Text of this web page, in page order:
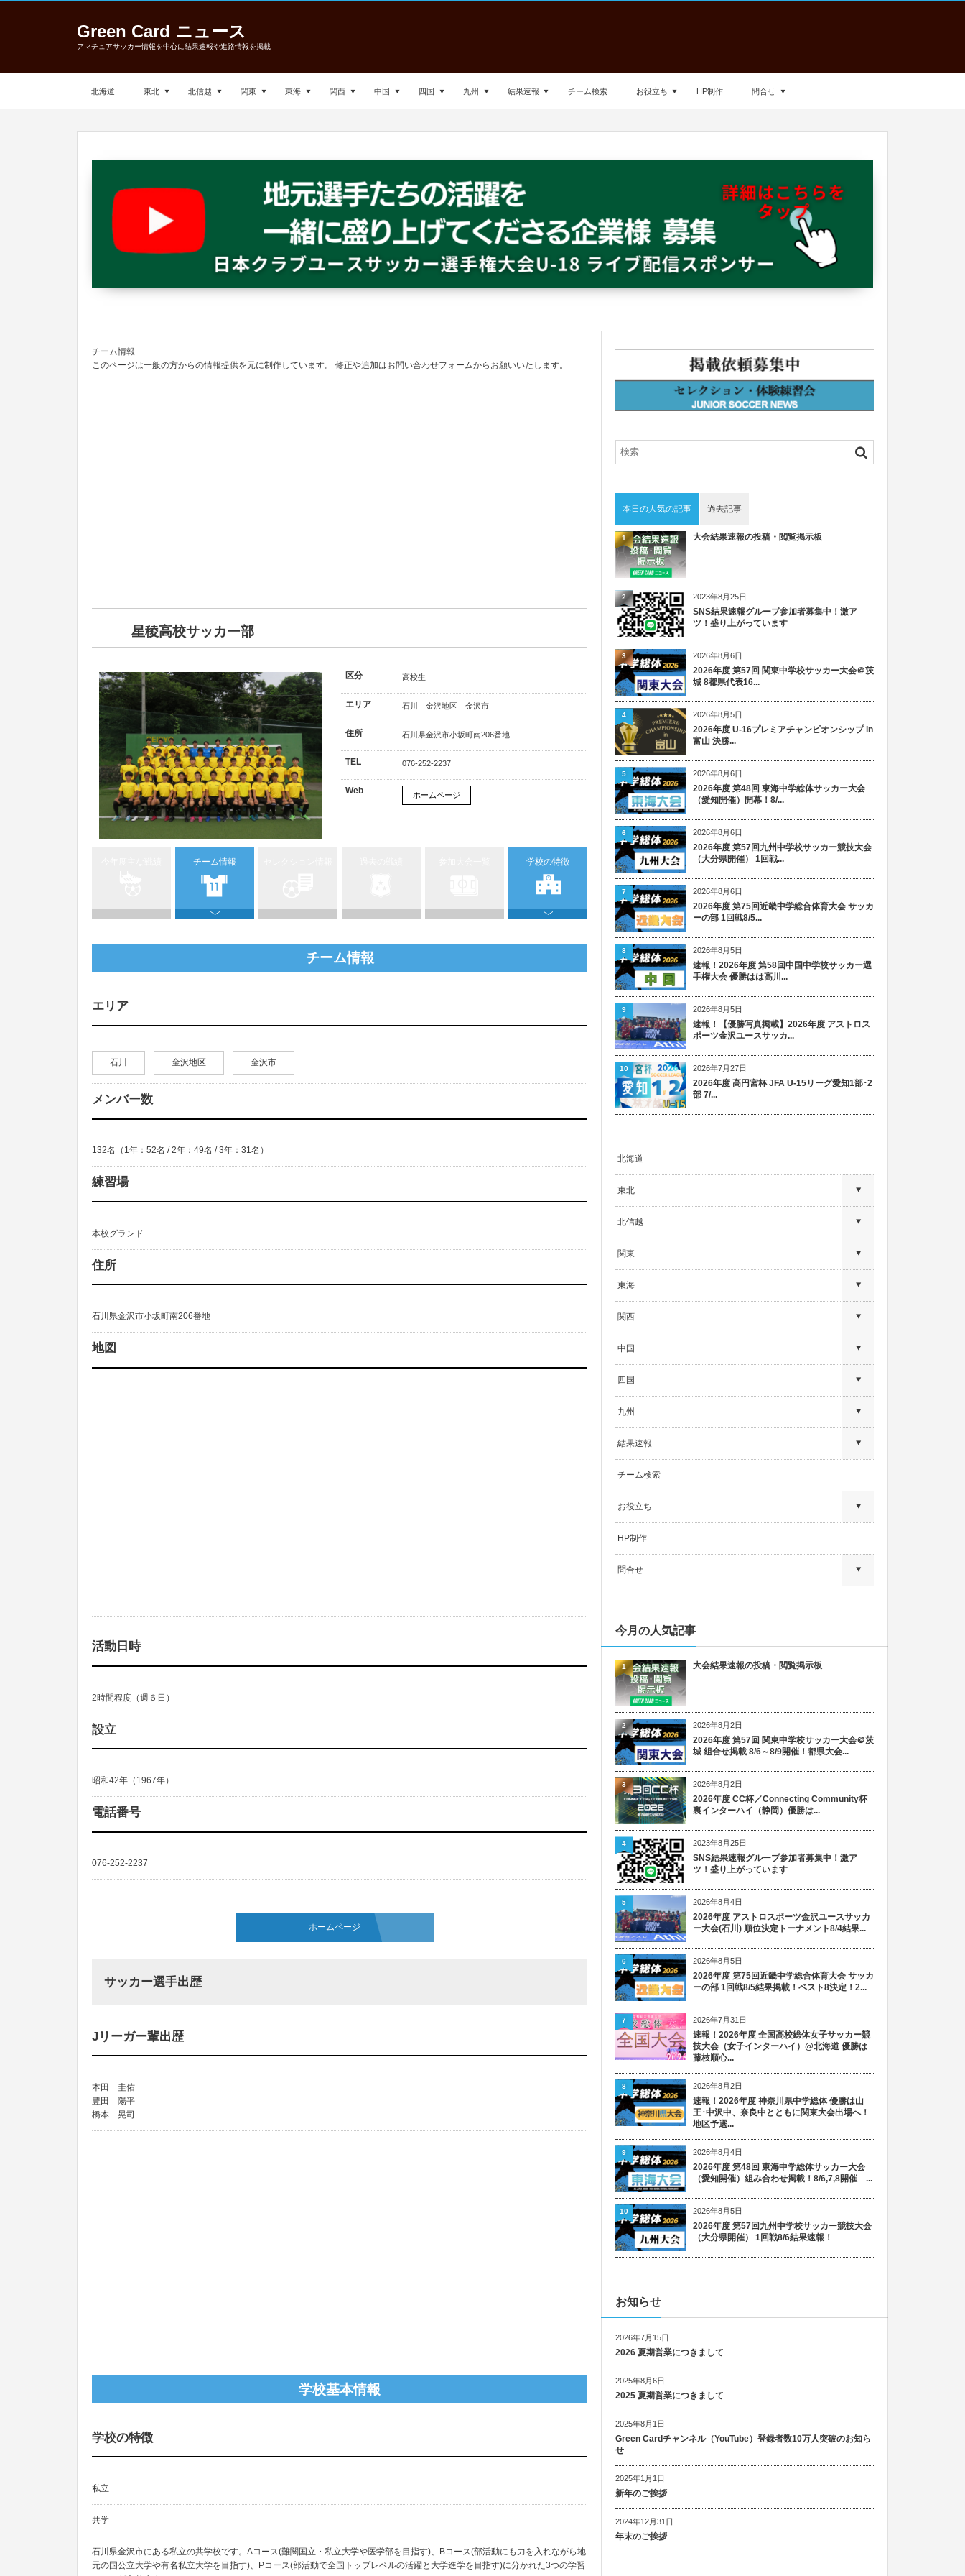
Green Card ニュース
アマチュアサッカー情報を中心に結果速報や進路情報を掲載
北海道 東北 北信越 関東 東海 関西 中国 四国 九州 結果速報 チーム検索 お役立ち HP制作 問合せ
チーム情報
このページは一般の方からの情報提供を元に制作しています。 修正や追加はお問い合わせフォームからお願いいたします。
星稜高校サッカー部
区分 高校生
エリア 石川 金沢地区 金沢市
住所 石川県金沢市小坂町南206番地
TEL 076-252-2237
Web ホームページ
チーム情報 学校の特徴
チーム情報
エリア
石川 金沢地区 金沢市
メンバー数
132名（1年：52名 / 2年：49名 / 3年：31名）
練習場
本校グランド
住所
石川県金沢市小坂町南206番地
地図
活動日時
2時間程度（週６日）
設立
昭和42年（1967年）
電話番号
076-252-2237
ホームページ
サッカー選手出歴
Jリーガー輩出歴
本田 圭佑
豊田 陽平
橋本 晃司
学校基本情報
学校の特徴
私立
共学
石川県金沢市にある私立の共学校です。Aコース(難関国立・私立大学や医学部を目指す)、Bコース(部活動にも力を入れながら地
元の国公立大学や有名私立大学を目指す)、Pコース(部活動で全国トップレベルの活躍と大学進学を目指す)に分かれた3つの学習
本日の人気の記事 過去記事
大会結果速報の投稿・閲覧掲示板
1
2023年8月25日
SNS結果速報グループ参加者募集中！激ア
ツ！盛り上がっています
2
2026年8月6日
2026年度 第57回 関東中学校サッカー大会＠茨
城 8都県代表16...
3
2026年8月5日
2026年度 U-16プレミアチャンピオンシップ in
富山 決勝...
4
2026年8月6日
2026年度 第48回 東海中学総体サッカー大会
（愛知開催）開幕！8/...
5
2026年8月6日
2026年度 第57回九州中学校サッカー競技大会
（大分県開催） 1回戦...
6
2026年8月6日
2026年度 第75回近畿中学総合体育大会 サッカ
ーの部 1回戦8/5...
7
2026年8月5日
速報！2026年度 第58回中国中学校サッカー選
手権大会 優勝はは高川...
8
2026年8月5日
速報！【優勝写真掲載】2026年度 アストロス
ポーツ金沢ユースサッカ...
9
2026年7月27日
2026年度 高円宮杯 JFA U-15リーグ愛知1部･2
部 7/...
10
北海道
東北
北信越
関東
東海
関西
中国
四国
九州
結果速報
チーム検索
お役立ち
HP制作
問合せ
今月の人気記事
大会結果速報の投稿・閲覧掲示板
1
2026年8月2日
2026年度 第57回 関東中学校サッカー大会＠茨
城 組合せ掲載 8/6～8/9開催！都県大会...
2
2026年8月2日
2026年度 CC杯／Connecting Community杯
裏インターハイ（静岡）優勝は...
3
2023年8月25日
SNS結果速報グループ参加者募集中！激ア
ツ！盛り上がっています
4
2026年8月4日
2026年度 アストロスポーツ金沢ユースサッカ
ー大会(石川) 順位決定トーナメント8/4結果...
5
2026年8月5日
2026年度 第75回近畿中学総合体育大会 サッカ
ーの部 1回戦8/5結果掲載！ベスト8決定！2...
6
2026年7月31日
速報！2026年度 全国高校総体女子サッカー競
技大会（女子インターハイ）@北海道 優勝は
藤枝順心...
7
2026年8月2日
速報！2026年度 神奈川県中学総体 優勝は山
王･中沢中、奈良中とともに関東大会出場へ！
地区予選...
8
2026年8月4日
2026年度 第48回 東海中学総体サッカー大会
（愛知開催）組み合わせ掲載！8/6,7,8開催 ...
9
2026年8月5日
2026年度 第57回九州中学校サッカー競技大会
（大分県開催） 1回戦8/6結果速報！
10
お知らせ
2026年7月15日
2026 夏期営業につきまして
2025年8月6日
2025 夏期営業につきまして
2025年8月1日
Green Cardチャンネル（YouTube）登録者数10万人突破のお知ら
せ
2025年1月1日
新年のご挨拶
2024年12月31日
年末のご挨拶